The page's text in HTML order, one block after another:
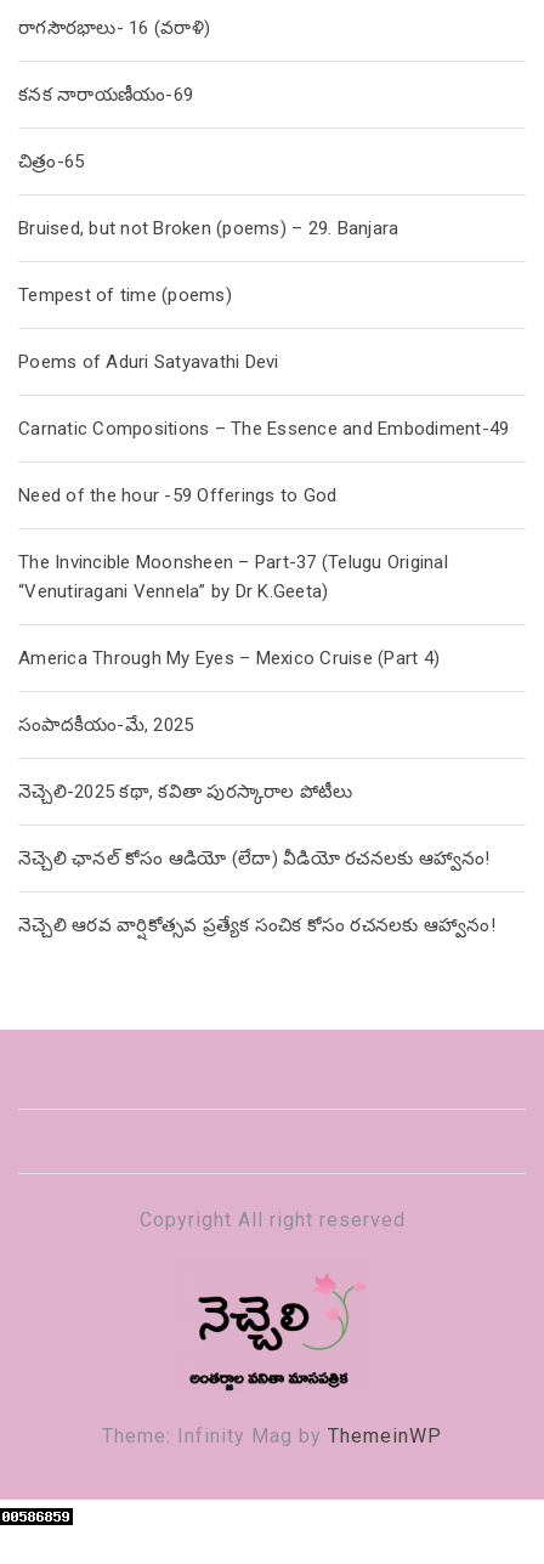
రాగసౌరభాలు- 16 (వరాళి)
కనక నారాయణీయం-69
చిత్రం-65
Bruised, but not Broken (poems) – 29. Banjara
Tempest of time (poems)
Poems of Aduri Satyavathi Devi
Carnatic Compositions – The Essence and Embodiment-49
Need of the hour -59 Offerings to God
The Invincible Moonsheen – Part-37 (Telugu Original
“Venutiragani Vennela” by Dr K.Geeta)
America Through My Eyes – Mexico Cruise (Part 4)
సంపాదకీయం-మే, 2025
నెచ్చెలి-2025 కథా, కవితా పురస్కారాల పోటీలు
నెచ్చెలి ఛానల్ కోసం ఆడియో (లేదా) వీడియో రచనలకు ఆహ్వానం!
నెచ్చెలి ఆరవ వార్షికోత్సవ ప్రత్యేక సంచిక కోసం రచనలకు ఆహ్వానం!
Copyright All right reserved
Theme: Infinity Mag by ThemeinWP